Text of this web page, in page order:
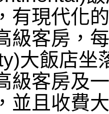
有現代化
級客房，
大飯店坐
級客房及
並且收費